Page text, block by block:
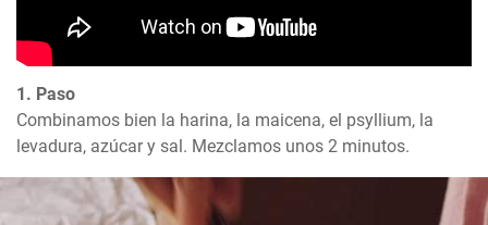
1. Paso
Combinamos bien la harina, la maicena, el psyllium, la
levadura, azúcar y sal. Mezclamos unos 2 minutos.